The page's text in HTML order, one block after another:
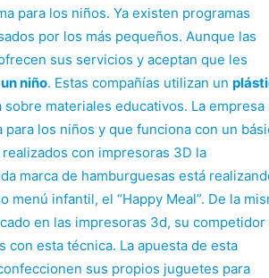
para los niños. Ya existen programas
por los más pequeños. Aunque las
sus servicios y aceptan que les
niño. Estas compañías utilizan un
materiales educativos. La empresa
los niños y que funciona con un
con impresoras 3D la
marca de hamburguesas está
menú infantil, el “Happy Meal”. De la
en las impresoras 3d, su competidor
con esta técnica. La apuesta de esta
sus propios juguetes para